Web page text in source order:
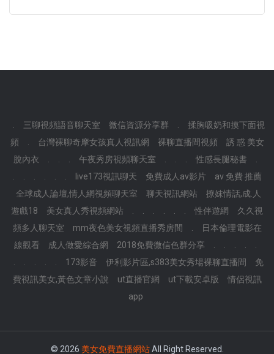
三聊視頻語音聊天室 微信資源分享群
揉胸吸奶和摸下面視
頻
台灣裸聊奇摩女孩真人視訊網 裸聊直播間視頻
誘 惑 美女
脫內衣
午夜秀房視頻聊天室 性感長腿秘書
live173視訊聊天 免費成人av影片
av 免費 推薦
全球成人論壇,情人網視頻聊天室
聊天視訊網站
撩妺情話,成.人
遊戲18
美女真人秀視頻網站 性伴遊網
久久視
頻多人聊天室
mm夜色美女視頻直播秀房間
日本倫理電影在
線觀看
成人做愛綜合網 2018免費微信色群分享
173影音 伊利影片區,s383美女秀場裸聊直播間
免
費視訊美女,黃色文章小說
ut直播官網 ut下載安卓版
情侶視訊
app
© 2026 美女免費直播網站All Right Reserved.